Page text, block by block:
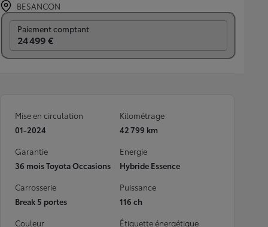
BESANCON
Paiement comptant
24 499 €
Mise en circulation
01-2024
Kilométrage
42 799 km
Garantie
36 mois Toyota Occasions
Energie
Hybride Essence
Carrosserie
Break 5 portes
Puissance
116 ch
Couleur
Étiquette énergétique